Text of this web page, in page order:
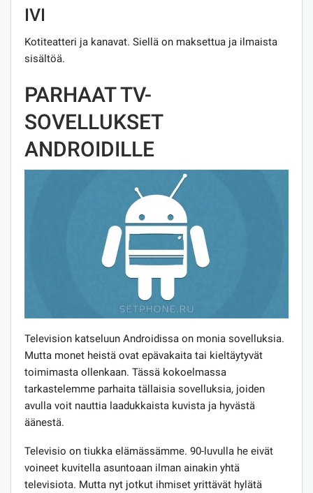
IVI
Kotiteatteri ja kanavat. Siellä on maksettua ja ilmaista
sisältöä.
PARHAAT TV-
SOVELLUKSET
ANDROIDILLE
Television katseluun Androidissa on monia sovelluksia.
Mutta monet heistä ovat epävakaita tai kieltäytyvät
toimimasta ollenkaan. Tässä kokoelmassa
tarkastelemme parhaita tällaisia ​​sovelluksia, joiden
avulla voit nauttia laadukkaista kuvista ja hyvästä
äänestä.
Televisio on tiukka elämässämme. 90-luvulla he eivät
voineet kuvitella asuntoaan ilman ainakin yhtä
televisiota. Mutta nyt jotkut ihmiset yrittävät hylätä